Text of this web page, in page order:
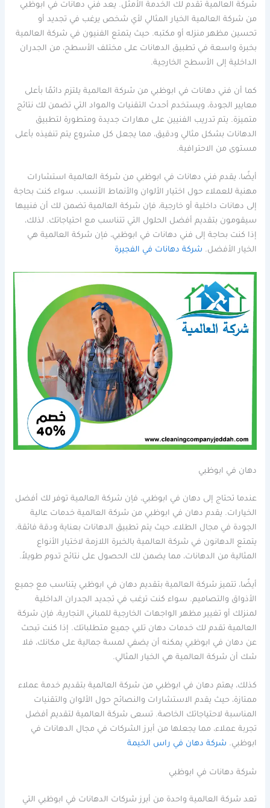
شركة العالمية تقدم لك الخدمة الأمثل. يعد فني دهانات في ابوظبي
من شركة العالمية الخيار المثالي لأي شخص يرغب في تجديد أو
تحسين مظهر منزله أو مكتبه. حيث يتمتع الفنيون في شركة العالمية
بخبرة واسعة في تطبيق الدهانات على مختلف الأسطح، من الجدران
الداخلية إلى الأسطح الخارجية.
كما أن فني دهانات في ابوظبي من شركة العالمية يلتزم دائمًا بأعلى
معايير الجودة، ويستخدم أحدث التقنيات والمواد التي تضمن لك نتائج
متميزة. يتم تدريب الفنيين على مهارات جديدة ومتطورة لتطبيق
الدهانات بشكل مثالي ودقيق، مما يجعل كل مشروع يتم تنفيذه بأعلى
مستوى من الاحترافية.
أيضًا، يقدم فني دهانات في ابوظبي من شركة العالمية استشارات
مهنية للعملاء حول اختيار الألوان والأنماط الأنسب. سواء كنت بحاجة
إلى دهانات داخلية أو خارجية، فإن شركة العالمية تضمن لك أن فنييها
سيقومون بتقديم أفضل الحلول التي تتناسب مع احتياجاتك. لذلك،
إذا كنت بحاجة إلى فني دهانات في ابوظبي، فإن شركة العالمية هي
الخيار الأفضل. شركة دهانات في الفجيرة
دهان في ابوظبي
عندما تحتاج إلى دهان في ابوظبي، فإن شركة العالمية توفر لك أفضل
الخيارات. يقدم دهان في ابوظبي من شركة العالمية خدمات عالية
الجودة في مجال الطلاء، حيث يتم تطبيق الدهانات بعناية ودقة فائقة.
يتمتع الدهانون في شركة العالمية بالخبرة اللازمة لاختيار الأنواع
المثالية من الدهانات، مما يضمن لك الحصول على نتائج تدوم طويلاً.
أيضًا، تتميز شركة العالمية بتقديم دهان في ابوظبي يتناسب مع جميع
الأذواق والتصاميم. سواء كنت ترغب في تجديد الجدران الداخلية
لمنزلك أو تغيير مظهر الواجهات الخارجية للمباني التجارية، فإن شركة
العالمية تقدم لك خدمات دهان تلبي جميع متطلباتك. إذا كنت تبحث
عن دهان في ابوظبي يمكنه أن يضفي لمسة جمالية على مكانك، فلا
شك أن شركة العالمية هي الخيار المثالي.
كذلك، يهتم دهان في ابوظبي من شركة العالمية بتقديم خدمة عملاء
ممتازة، حيث يقدم الاستشارات والنصائح حول الألوان والتقنيات
المناسبة لاحتياجاتك الخاصة. تسعى شركة العالمية لتقديم أفضل
تجربة عملاء، مما يجعلها من أبرز الشركات في مجال الدهانات في
ابوظبي. شركة دهان في راس الخيمة
شركة دهانات في ابوظبي
تعد شركة العالمية واحدة من أبرز شركات الدهانات في ابوظبي التي